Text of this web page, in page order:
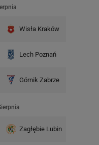
Wisła Kraków
Lech Poznań
Górnik Zabrze
Zagłębie Lubin